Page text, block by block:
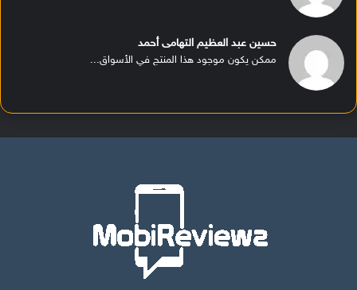
حسين عبد العظيم التهامى أحمد
ممكن يكون موجود هذا المنتج في الأسواق...